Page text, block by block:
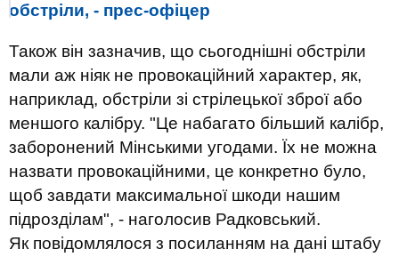
обстріли, - прес-офіцер
Також він зазначив, що сьогоднішні обстріли
мали аж ніяк не провокаційний характер, як,
наприклад, обстріли зі стрілецької зброї або
меншого калібру. "Це набагато більший калібр,
заборонений Мінськими угодами. Їх не можна
назвати провокаційними, це конкретно було,
щоб завдати максимальної шкоди нашим
підрозділам", - наголосив Радковський.
Як повідомлялося з посиланням на дані штабу